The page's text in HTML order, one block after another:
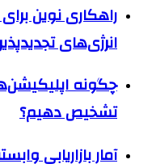
راهکاری نوین
انرژی‌های
چگونه
تشخیص دهیم؟
آمار بازاریابی